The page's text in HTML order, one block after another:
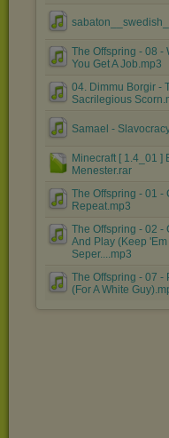
The Offspring - 08 -
You Get A Job.mp3
04. Dimmu Borgir -
Sacrilegious
Samael -
Minecraft [ 1.4_01 ]
Menester.rar
The Offspring - 01 -
Repeat.mp3
The Offspring - 02 -
And Play (Keep 'Em
Seper....mp3
The Offspring - 07 -
(For A White